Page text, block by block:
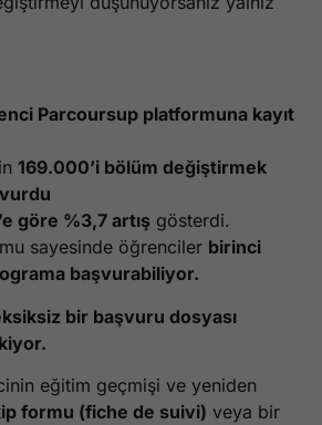
Parcoursup platformuna kayıt
169.000’i bölüm değiştirmek
göre %3,7 artış gösterdi.
sayesinde öğrenciler birinci
başvurabiliyor.
bir başvuru dosyası
eğitim geçmişi ve yeniden
formu (fiche de suivi) veya bir